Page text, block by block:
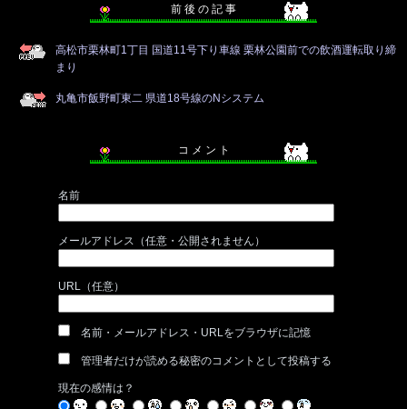
前 後 の 記 事
高松市栗林町1丁目 国道11号下り車線 栗林公園前での飲酒運転取り締
まり
丸亀市飯野町東二 県道18号線のNシステム
コ メ ン ト
名前
メールアドレス（任意・公開されません）
URL（任意）
名前・メールアドレス・URLをブラウザに記憶
管理者だけが読める秘密のコメントとして投稿する
現在の感情は？